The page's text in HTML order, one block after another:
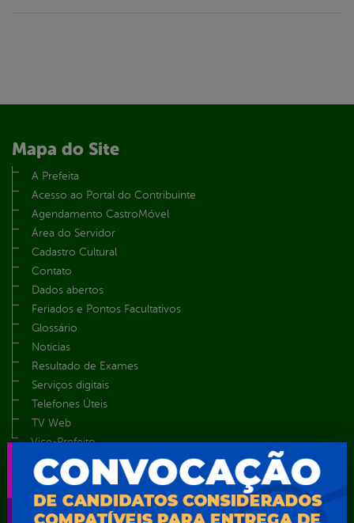
Mapa do Site
A Prefeita
Acesso ao Portal do Contribuinte
Agendamento CastroMóvel
Área do Servidor
Cadastro Cultural
Contato
Dados abertos
Feriados e Pontos Facultativos
Glossário
Notícias
Resultado de Exames
Serviços digitais
Telefones Úteis
TV Web
Vice-Prefeito
Secretarias
Agência Municipal de Meio Ambiente – AMMA
Assistência Social e Cidadania
Autarquia Educacional de Serra Talhada – AESET